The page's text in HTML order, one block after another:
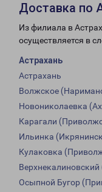
Доставка по
Из филиала в
осуществляется в
Астрахань
Астрахань
Волжское
Новониколаевка
Карагали
Ильинка
Кулаковка
Осыпной Бугор